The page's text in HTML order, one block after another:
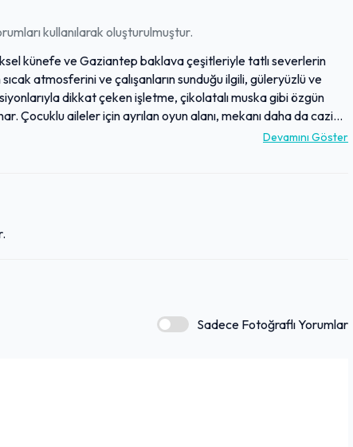
kullanılarak oluşturulmuştur.
künefe ve Gaziantep baklava çeşitleriyle tatlı severlerin
atmosferini ve çalışanların sunduğu ilgili, güleryüzlü ve
dikkat çeken işletme, çikolatalı muska gibi özgün
Çocuklu aileler için ayrılan oyun alanı, mekanı daha da cazip
deneyim ve lezzet kalitesiyle öne çıkan işletme, tatlıDevamını Göster
Sadece Fotoğraflı Yorumlar